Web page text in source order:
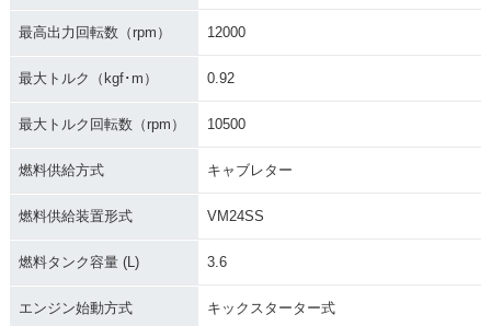
最高出力回転数（rpm） 12000
最大トルク（kgf･m） 0.92
最大トルク回転数（rpm） 10500
燃料供給方式 キャブレター
燃料供給装置形式 VM24SS
燃料タンク容量 (L) 3.6
エンジン始動方式 キックスターター式